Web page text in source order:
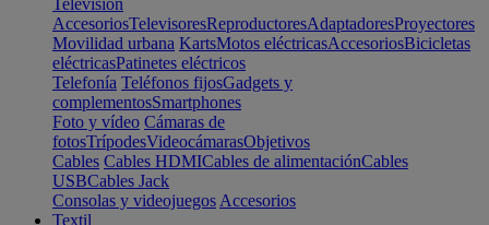
Televisión
AccesoriosTelevisoresReproductoresAdaptadoresProyectores
Movilidad urbana KartsMotos eléctricasAccesoriosBicicletas
eléctricasPatinetes eléctricos
Telefonía Teléfonos fijosGadgets y
complementosSmartphones
Foto y vídeo Cámaras de
fotosTrípodesVideocámarasObjetivos
Cables Cables HDMICables de alimentaciónCables
USBCables Jack
Consolas y videojuegos Accesorios
Textil